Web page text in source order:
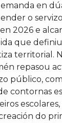
en
o
2026 e
que
territorial.
repasou
público,
contornas
do